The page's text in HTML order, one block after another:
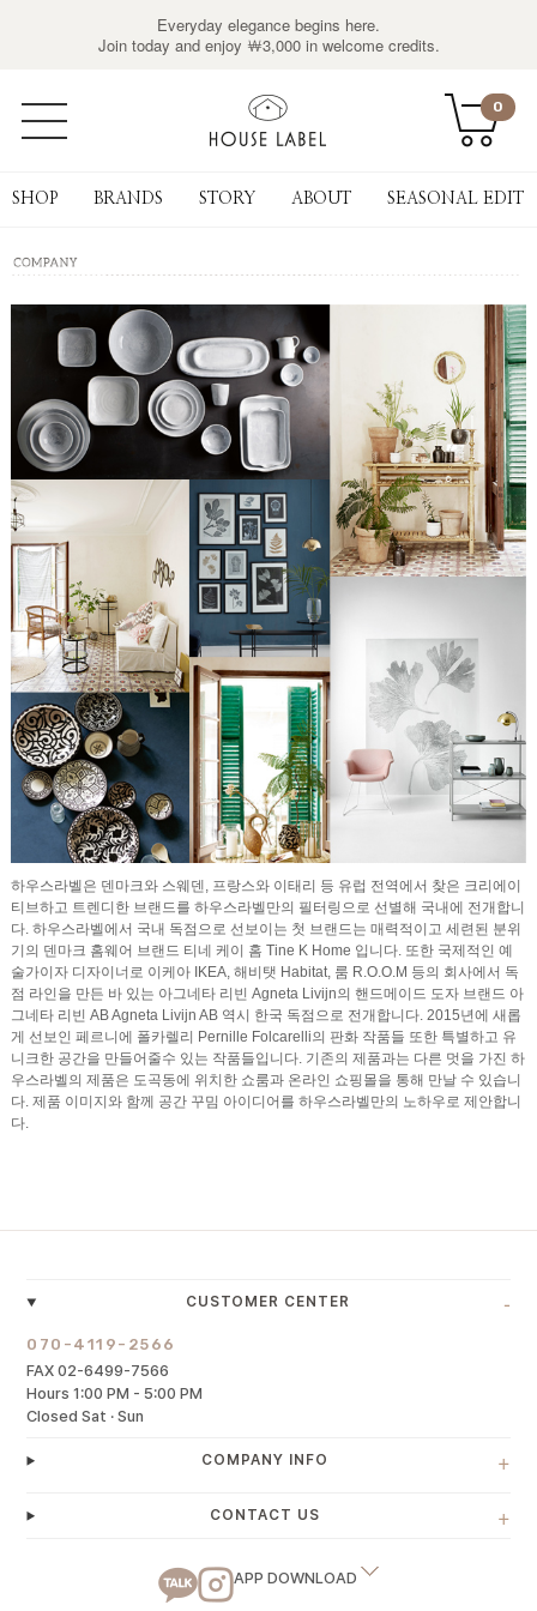
Everyday elegance begins here.
Join today and enjoy ￦3,000 in welcome credits.
0
SHOP BRANDS STORY ABOUT SEASONAL EDIT
하우스라벨은 덴마크와 스웨덴, 프랑스와 이태리 등 유럽 전역에서 찾은 크리에이
티브하고 트렌디한 브랜드를 하우스라벨만의 필터링으로 선별해 국내에 전개합니
다. 하우스라벨에서 국내 독점으로 선보이는 첫 브랜드는 매력적이고 세련된 분위
기의 덴마크 홈웨어 브랜드 티네 케이 홈 Tine K Home 입니다. 또한 국제적인 예
술가이자 디자이너로 이케아 IKEA, 해비탯 Habitat, 룸 R.O.O.M 등의 회사에서 독
점 라인을 만든 바 있는 아그네타 리빈 Agneta Livijn의 핸드메이드 도자 브랜드 아
그네타 리빈 AB Agneta Livijn AB 역시 한국 독점으로 전개합니다. 2015년에 새롭
게 선보인 페르니에 폴카렐리 Pernille Folcarelli의 판화 작품들 또한 특별하고 유
니크한 공간을 만들어줄수 있는 작품들입니다. 기존의 제품과는 다른 멋을 가진 하
우스라벨의 제품은 도곡동에 위치한 쇼룸과 온라인 쇼핑몰을 통해 만날 수 있습니
다. 제품 이미지와 함께 공간 꾸밈 아이디어를 하우스라벨만의 노하우로 제안합니
다.
CUSTOMER CENTER -
070-4119-2566
FAX 02-6499-7566
Hours 1:00 PM - 5:00 PM
Closed Sat · Sun
COMPANY INFO +
CONTACT US +
APP DOWNLOAD